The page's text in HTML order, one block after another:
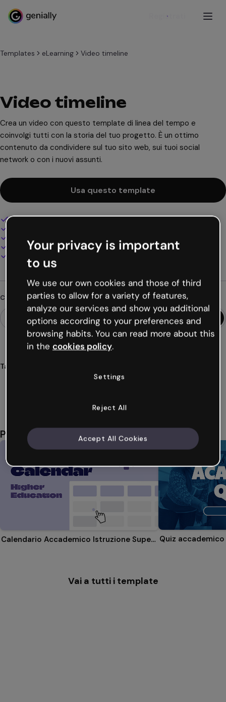
Registrati
Templates eLearning Video timeline
Video timeline
Crea un video con questo template di linea del tempo e
coinvolgi tutti con la storia del tuo progetto. È un ottimo
contenuto da condividere sul tuo sito web, sui tuoi social
network o con i nuovi assunti.
Usa questo template
Design interattivo e animato
Presenta, condividi o pubblica online
Scarica in PDF, MP4 e altri formati
Cerchi qualcosa di diverso?
Tags
presentazioni
Potrebbe piacerti anche
Calendario Accademico Istruzione Superiore Quiz accademico
Vai a tutti i template
Your privacy is important
to us
We use our own cookies and those of third
parties to allow for a variety of features,
analyze our services and show you additional
options according to your preferences and
browsing habits. You can read more about this
in the cookies policy.
Settings
Reject All
Accept All Cookies